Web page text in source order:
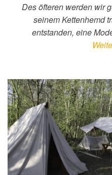
Des öfteren werden wir
seinem Kettenhemd
entstanden, eine